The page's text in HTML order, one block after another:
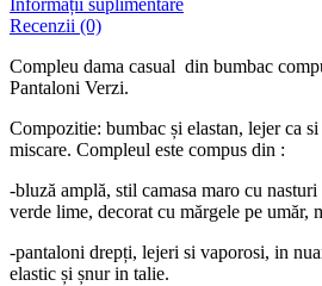
Recenzii (0)
Compleu dama casual din bumbac
Pantaloni Verzi.
Compozitie: bumbac și elastan, lejer ca
miscare. Compleul este compus din :
-bluză amplă, stil camasa maro cu
verde lime, decorat cu mărgele pe umăr,
-pantaloni drepți, lejeri si vaporosi, in
elastic și șnur in talie.